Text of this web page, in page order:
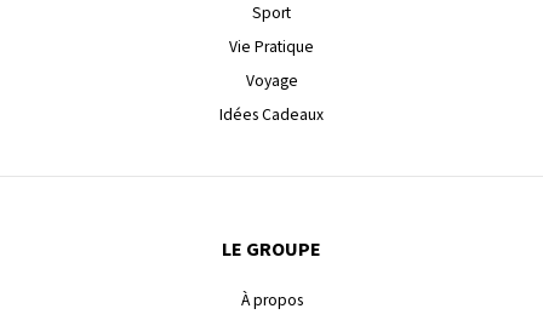
Sport
Vie Pratique
Voyage
Idées Cadeaux
LE GROUPE
À propos